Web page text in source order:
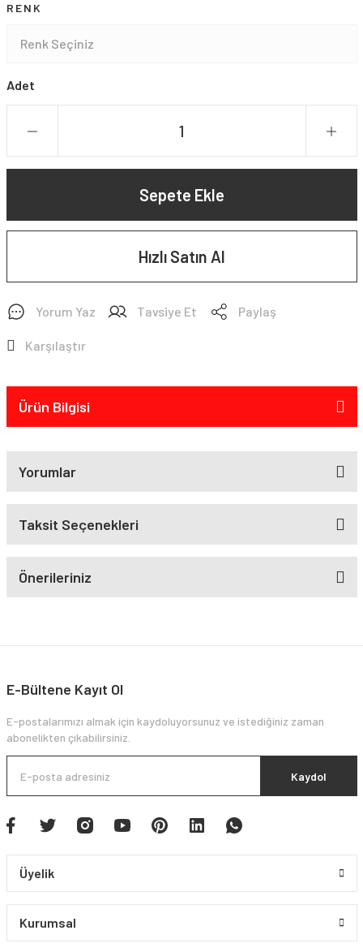
RENK
Adet
Sepete Ekle
Hızlı Satın Al
Yorum Yaz Tavsiye Et Paylaş
Karşılaştır
Ürün Bilgisi
Yorumlar
Taksit Seçenekleri
Önerileriniz
E-Bültene Kayıt Ol
E-postalarımızı almak için kaydoluyorsunuz ve istediğiniz zaman
abonelikten çıkabilirsiniz.
Kaydol
Üyelik
Kurumsal